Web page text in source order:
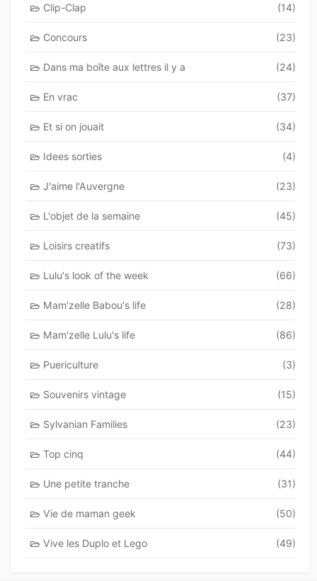
Clip-Clap (14)
Concours (23)
Dans ma boîte aux lettres il y a (24)
En vrac (37)
Et si on jouait (34)
Idees sorties (4)
J'aime l'Auvergne (23)
L'objet de la semaine (45)
Loisirs creatifs (73)
Lulu's look of the week (66)
Mam'zelle Babou's life (28)
Mam'zelle Lulu's life (86)
Puericulture (3)
Souvenirs vintage (15)
Sylvanian Families (23)
Top cinq (44)
Une petite tranche (31)
Vie de maman geek (50)
Vive les Duplo et Lego (49)